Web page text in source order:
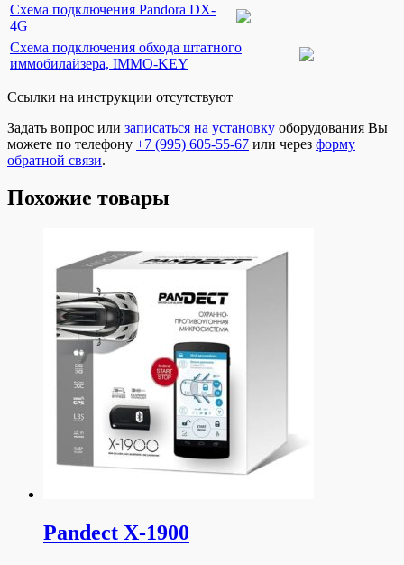
Схема подключения Pandora DX-
4G
Схема подключения обхода штатного
иммобилайзера, IMMO-KEY
Ссылки на инструкции отсутствуют
Задать вопрос или записаться на установку оборудования Вы
можете по телефону +7 (995) 605-55-67 или через форму
обратной связи.
Похожие товары
Pandect X-1900